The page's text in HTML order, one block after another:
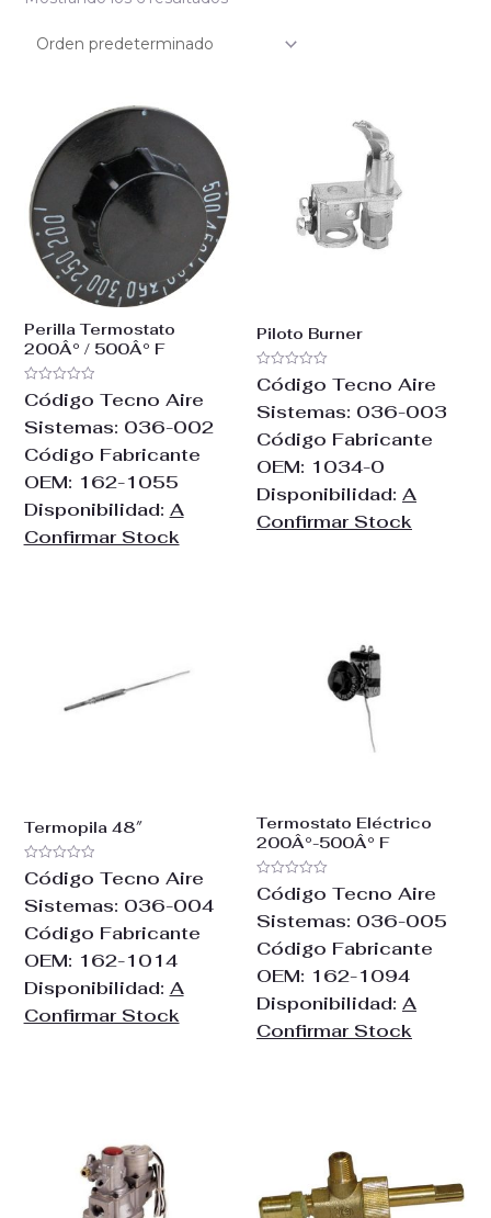
Perilla Termostato
200Â° / 500Â° F
Valorado
con
0
de
5
Código Tecno Aire
Sistemas: 036-002
Código Fabricante
OEM: 162-1055
Disponibilidad: A
Confirmar Stock
Piloto Burner
Valorado
con
0
de
5
Código Tecno Aire
Sistemas: 036-003
Código Fabricante
OEM: 1034-0
Disponibilidad: A
Confirmar Stock
Termopila 48″
Valorado
con
0
de
Código Tecno Aire
Sistemas: 036-004
Código Fabricante
OEM: 162-1014
Disponibilidad: A
Confirmar Stock
Termostato Eléctrico
200Â°-500Â° F
Valorado
con
0
de
Código Tecno Aire
Sistemas: 036-005
Código Fabricante
OEM: 162-1094
Disponibilidad: A
Confirmar Stock